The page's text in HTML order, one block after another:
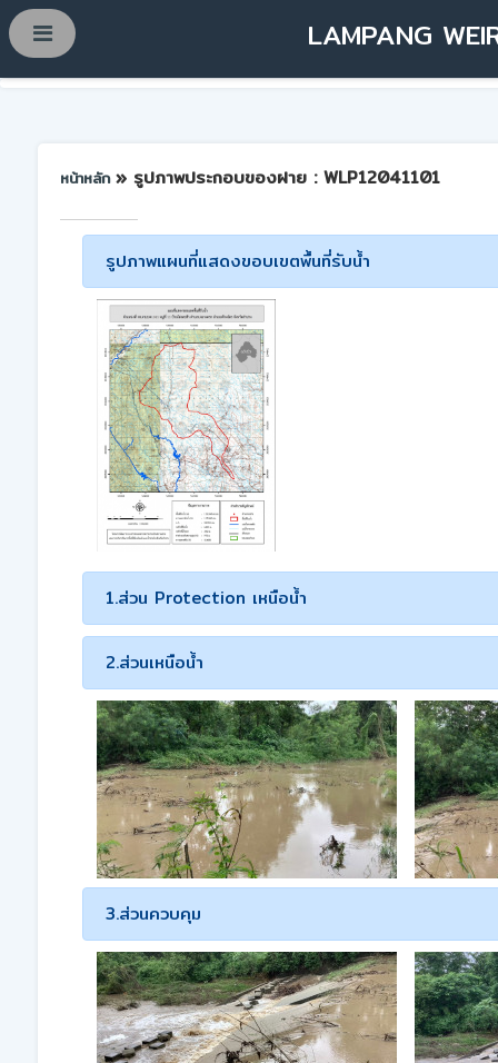
LAMPANG
หน้าหลัก » รูปภาพประกอบของฝาย : WLP12041101
รูปภาพแผนที่แสดงขอบเขตพื้นที่รับน้ำ
1.ส่วน Protection เหนือน้ำ
2.ส่วนเหนือน้ำ
3.ส่วนควบคุม